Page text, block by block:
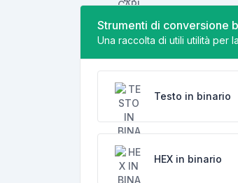
Strumenti di conversione
Una raccolta di utili utilità per
Testo in binario
HEX in binario